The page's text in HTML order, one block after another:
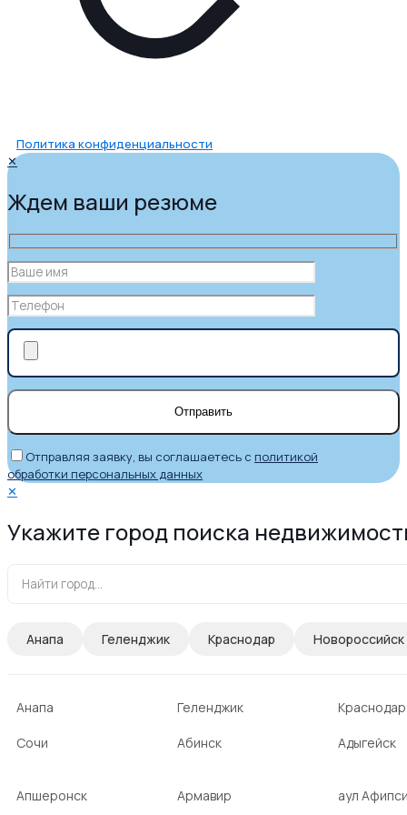
Политика конфиденциальности
✕
Ждем ваши резюме
Отправляя заявку, вы соглашаетесь с политикой
обработки персональных данных
✕
Укажите город поиска
Анапа Геленджик Краснодар Новороссийск
Анапа Геленджик Краснодар
Сочи Абинск Адыгейск
Апшеронск Армавир аул